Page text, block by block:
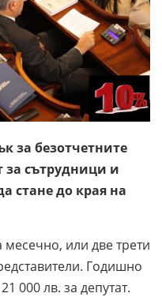
за безотчетните
за сътрудници и
стане до края на
или две трети
Годишно
000 лв. за депутат.